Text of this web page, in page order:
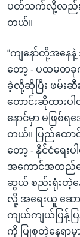
ပတ်သက်လို့လည်း
တယ်။
“ကျနော်တို့အနေ
တော့ - ပထမတခု
ခဲ့လို့ဆိုပြီး ဖမ်းဆီ
တောင်းဆိုထားပ
နောင်မှာ မဖြစ်
တယ်။ ပြည်ထော
တော့ - နိုင်ငံရေ
အကောင်အထည်ဖေ
ဆွယ် စည်းရုံးတဲ့န
လို့ အရေးယူ ဆော
ကျယ်ကျယ်ပြန့်ပ
ကို ပြုစုတဲ့နေရာ